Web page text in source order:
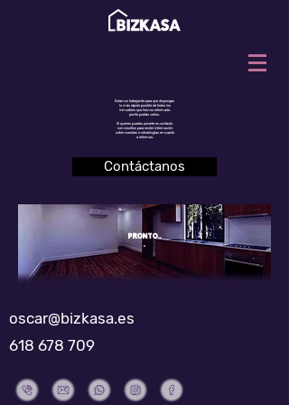
Estamos trabajando para que dispongas
lo más rápido posible de todos los
inmuebles que hemos reformado,
pronto podrás verlos.
Si quieres puedes ponerte en contacto
con nosotros para recibir información
sobre nuestras metodologías en cuanto
a reformas.
Contáctanos
pronto..
.
oscar@bizkasa.es
618 678 709